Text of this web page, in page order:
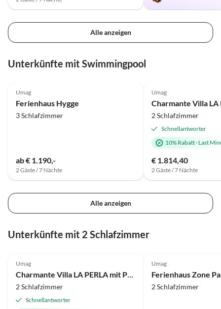
Alle anzeigen
Unterkünfte mit Swimmingpool
Umag
Ferienhaus Hygge
3 Schlafzimmer
ab € 1.190,-
2 Gäste / 7 Nächte
Umag
2 Schlafzimmer
Schnellantworter
10% Rabatt· Last
€ 1.814,40
2 Gäste / 7 Nächte
Alle anzeigen
Unterkünfte mit 2 Schlafzimmer
Umag
2 Schlafzimmer
Schnellantworter
Umag
Ferienhaus Zone
2 Schlafzimmer